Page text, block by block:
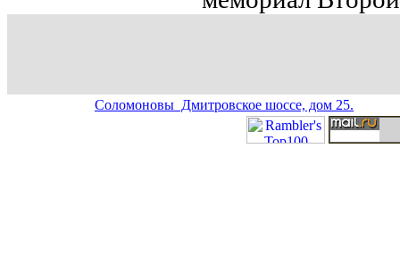
Соломоновы Дмитровское шоссе, дом 25.